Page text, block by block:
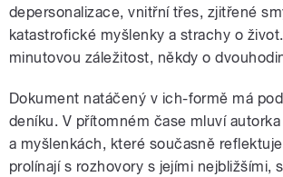
depersonalizace, vnitřní třes, zjitřené
katastrofické myšlenky a strachy o
minutovou záležitost, někdy o
Dokument natáčený v ich-formě má
deníku. V přítomném čase mluví
a myšlenkách, které současně
prolínají s rozhovory s jejími nejbližšími,